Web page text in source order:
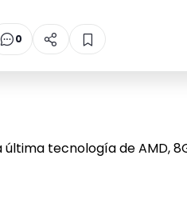
0
última tecnología de AMD,